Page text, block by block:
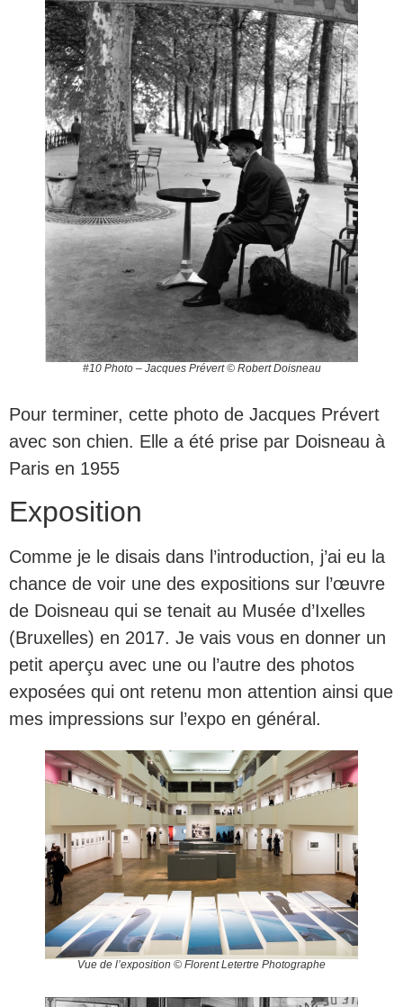
#10 Photo – Jacques Prévert © Robert Doisneau
Pour terminer, cette photo de Jacques Prévert
avec son chien. Elle a été prise par Doisneau à
Paris en 1955
Exposition
Comme je le disais dans l’introduction, j’ai eu la
chance de voir une des expositions sur l’œuvre
de Doisneau qui se tenait au Musée d’Ixelles
(Bruxelles) en 2017. Je vais vous en donner un
petit aperçu avec une ou l’autre des photos
exposées qui ont retenu mon attention ainsi que
mes impressions sur l’expo en général.
Vue de l’exposition © Florent Letertre Photographe